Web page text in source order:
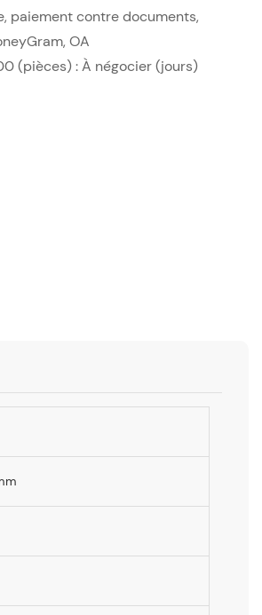
paiement contre documents,
OA
(pièces) : À négocier (jours)